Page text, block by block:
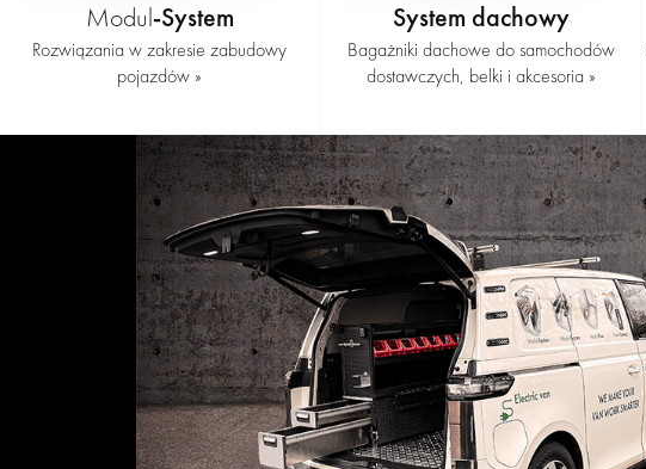
Modul-System
Rozwiązania w zakresie zabudowy
pojazdów »
System dachowy
Bagażniki dachowe do samochodów
dostawczych, belki i akcesoria »